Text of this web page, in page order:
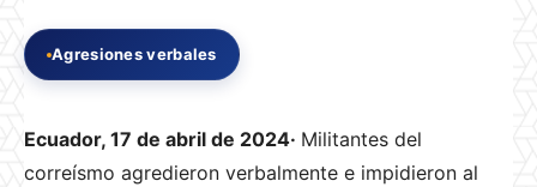
Agresiones verbales
Ecuador, 17 de abril de 2024· Militantes del
correísmo agredieron verbalmente e impidieron al